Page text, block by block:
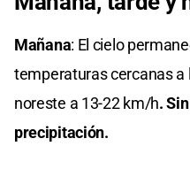
Mañana: El cielo
temperaturas cercanas a
noreste a 13-22 km/h.
precipitación.